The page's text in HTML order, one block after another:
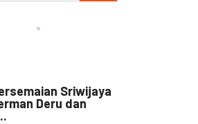
Sriwijaya
Deru dan